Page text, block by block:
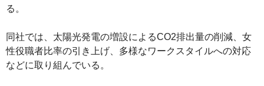
る。
同社では、太陽光発電の増設によるCO2排出量の削減、女
性役職者比率の引き上げ、多様なワークスタイルへの対応
などに取り組んでいる。